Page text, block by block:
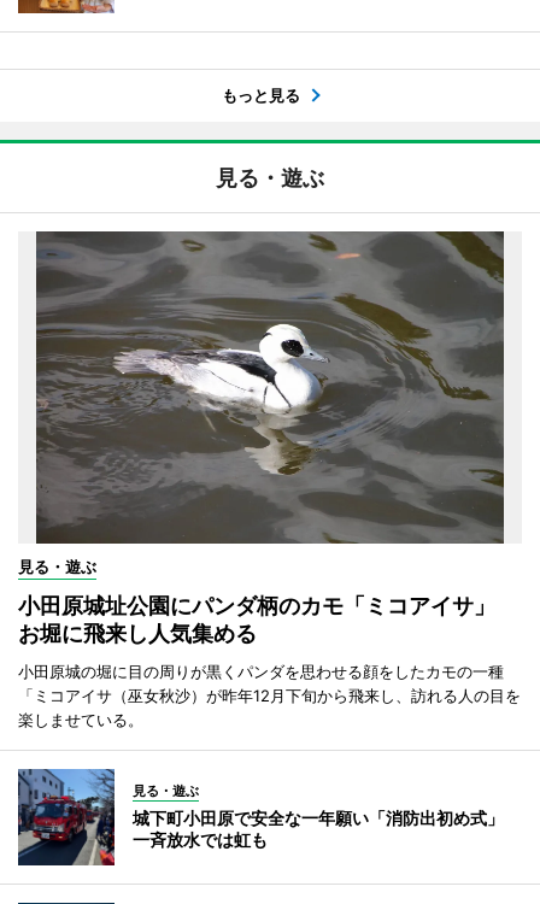
もっと見る
見る・遊ぶ
見る・遊ぶ
小田原城址公園にパンダ柄のカモ「ミコアイサ」
お堀に飛来し人気集める
小田原城の堀に目の周りが黒くパンダを思わせる顔をしたカモの一種
「ミコアイサ（巫女秋沙）が昨年12月下旬から飛来し、訪れる人の目を
楽しませている。
見る・遊ぶ
城下町小田原で安全な一年願い「消防出初め式」
一斉放水では虹も